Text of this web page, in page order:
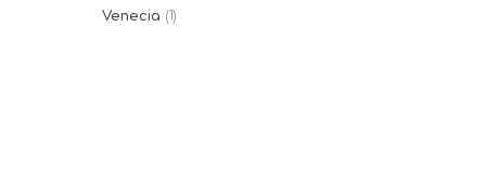
Venecia (1)